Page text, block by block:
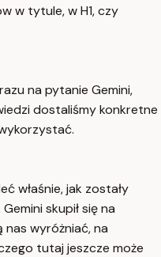
w tytule, w H1, czy
na pytanie Gemini,
dostaliśmy konkretne
właśnie, jak zostały
skupił się na
wyróżniać, na
tutaj jeszcze może